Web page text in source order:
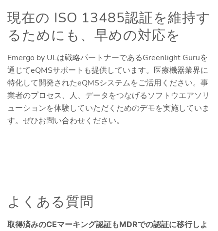
現在の ISO 13485認証を維持す
るためにも、早めの対応を
Emergo by ULは戦略パートナーであるGreenlight Guruを
通じてeQMSサポートも提供しています。医療機器業界に
特化して開発されたeQMSシステムをご活用ください。事
業者のプロセス、人、データをつなげるソフトウエアソリ
ューションを体験していただくためのデモを実施していま
す。ぜひお問い合わせください。
よくある質問
取得済みのCEマーキング認証もMDRでの認証に移行しよ